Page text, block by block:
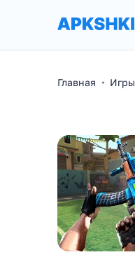
Главная Игры